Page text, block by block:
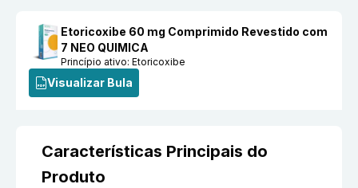
Etoricoxibe 60 mg Comprimido Revestido com
7 NEO QUIMICA
Princípio ativo:Etoricoxibe
Visualizar Bula
Características Principais do
Produto